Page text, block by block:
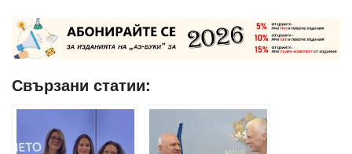
Свързани статии: